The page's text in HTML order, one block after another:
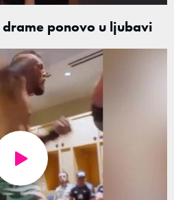
ponovo u ljubavi